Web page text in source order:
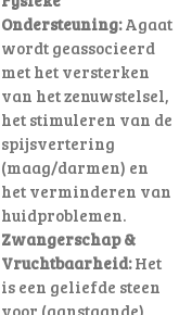
Ondersteuning:Agaat
wordt geassocieerd
met het versterken
van het zenuwstelsel,
het stimuleren van de
spijsvertering
(maag/darmen) en
het verminderen van
huidproblemen.
Zwangerschap &
Vruchtbaarheid:Het
is een geliefde steen
voor (aanstaande)